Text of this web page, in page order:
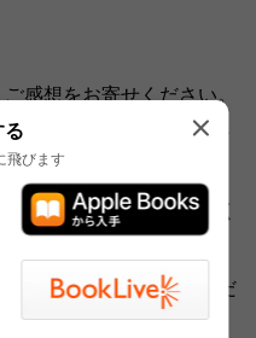
感想をお寄せください。
ェブサイト、また新聞・
く場合がございます。
しかねますのでご了承く
から各部門にお送りくだ
る
飛びます